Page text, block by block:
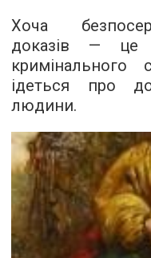
Хоча
доказів — це
кримінального
ідеться про
людини.